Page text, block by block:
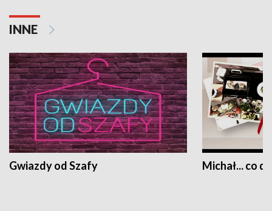
INNE
Gwiazdy od Szafy Michał... co